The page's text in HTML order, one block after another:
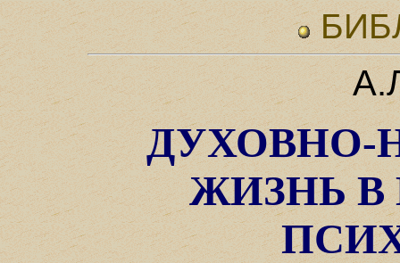
ДУХОВНО-
ЖИЗНЬ В